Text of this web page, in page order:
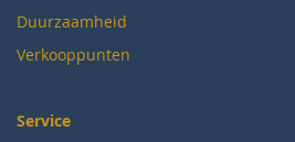
Duurzaamheid
Verkooppunten
Service